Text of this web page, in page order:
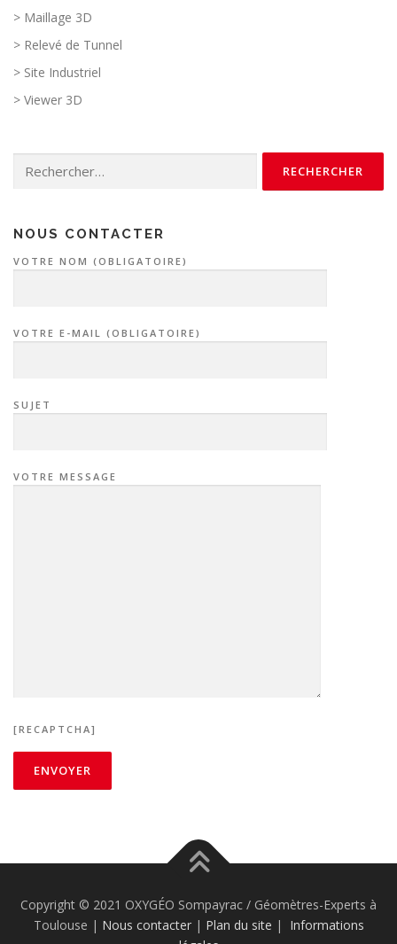
> Maillage 3D
> Relevé de Tunnel
> Site Industriel
> Viewer 3D
NOUS CONTACTER
VOTRE NOM (OBLIGATOIRE)
VOTRE E-MAIL (OBLIGATOIRE)
SUJET
VOTRE MESSAGE
[RECAPTCHA]
Copyright © 2021 OXYGÉO Sompayrac / Géomètres-Experts à
Toulouse | Nous contacter| Plan du site | Informations